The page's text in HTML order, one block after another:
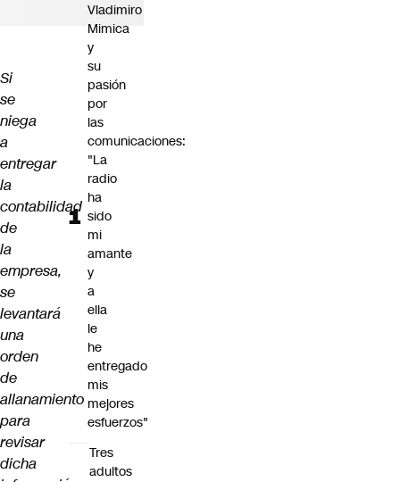
Si
se
niega
a
entregar
la
contabilidad
de
la
empresa,
se
levantará
una
orden
de
allanamiento
para
revisar
dicha
Vladimiro
Mimica
y
su
pasión
por
las
comunicaciones:
"La
radio
ha
sido
mi
amante
y
a
ella
le
he
entregado
mis
mejores
esfuerzos"
Tres
adultos